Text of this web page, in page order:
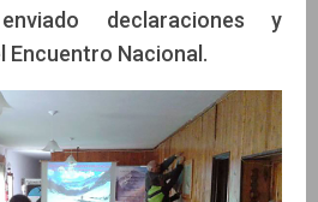
declaraciones y
Encuentro Nacional.